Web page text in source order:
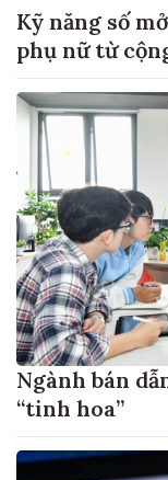
Kỹ năng số
phụ nữ từ
Ngành bán
“tinh hoa”